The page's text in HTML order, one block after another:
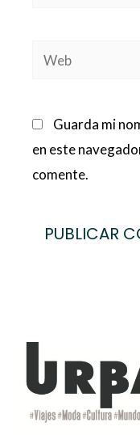
Web
Guarda mi
en este
comente.